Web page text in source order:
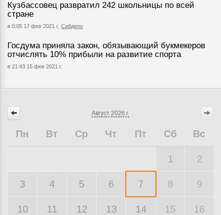
Кузбассовец развратил 242 школьницы по всей
стране
в 0:05 17 фев 2021 г. Сибдепо
Госдума приняла закон, обязывающий букмекеров
отчислять 10% прибыли на развитие спорта
в 21:43 15 фев 2021 г.
Август 2026 г.
Пн Вт Ср Чт Пт Сб Вс
1 2
3 4 5 6 7 8 9
10 11 12 13 14 15 16